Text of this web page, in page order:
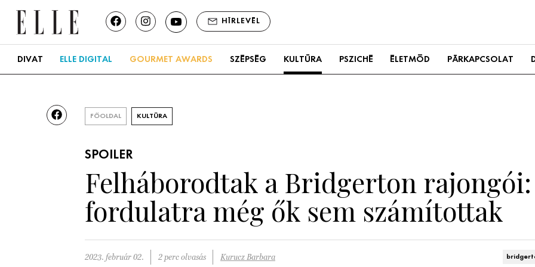
HÍRLEVÉL
DIVAT ELLE DIGITAL GOURMET AWARDS SZÉPSÉG KULTÚRA PSZICHÉ ÉLETMÓD PÁRKAPCSOLAT
FŐOLDAL KULTÚRA
SPOILER
Felháborodtak a Bridgerton
fordulatra még ők sem számítottak
2023. február 02. 2 perc olvasás Kurucz Barbara